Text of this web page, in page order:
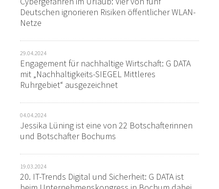
Deutschen ignorieren Risiken öffentlicher WLAN-
Netze
29.04.2024
Engagement für nachhaltige Wirtschaft: G DATA
mit „Nachhaltigkeits-SIEGEL Mittleres
Ruhrgebiet“ ausgezeichnet
04.04.2024
Jessika Lüning ist eine von 22 Botschafterinnen
und Botschafter Bochums
19.03.2024
20. IT-Trends Digital und Sicherheit: G DATA ist